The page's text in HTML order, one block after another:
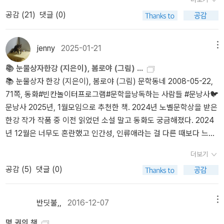
뒷짓’이 불거지는데, 시골에서 농협은 이래저래 돈잔치이다. 곰곰이
보면 농협이야말로 ‘조합원 돈잔치’가 아닌 ‘모든 시골사람한테 돌려
주는 길’을 펴야 맞다. 이를테면, 온나라 모든 농협은 ‘시골 어린이·푸
름이·젊은이 밑일삯(기본소득)’을 내놓아야지 싶다. 《눈물 상자》를
돌아본다. 모든 글은 글쓴이가 스스로 ‘가’거나 ‘가두’는 길이다. 모든
글쓴이는 “길을 가기”도 하지만, “길들이거나 길드는 늪에 가두기”도
한다. 물결이 일기에 흐를 수 있고, 물살이 흐르기에 늘 맑고 밝아서
온누리 뭇숨결을 살린다. 밤이 있기에 별이 밝아 고즈넉이 꿈길을 짓
다가, 이제 꿈을 다 그리고 나서는, 새벽과 아침을 거쳐서 환한 낮을
맞이하여 햇볕을 듬뿍 머금으며 자란다. 모든 웃음 곁에는 눈물이 있
고, 모든 눈물 둘레에는 웃음이 있다. 밤낮과 죽살이와 암수가 나란하
겼을까? 밤에 ‘밤’을 보려고 하지 않으니 그저 ‘어둡다’는 수렁에 잠긴
다. 밤에 밤을 보고 품으니 어느새 뭇별이 쏟아지면서 눈망울이 밝다.
밤빛인 별을 안 바라볼 적에는 낮빛인 해를 등지느라, 그만 눈물과 웃
공감 (21 ) 댓글 (0)
jenny 2025-01-21
📚 눈물상자한강 (지은이), 봄로야 (그림) ...
📚 눈물상자 한강 (지은이), 봄로야 (그림) 문학동네 2008-05-22,
71쪽, 동화#빈칸놀이터프로그램#문학을낭독하는 사람들 #문낭사🐦
문낭사 2025년, 1월모임으로 추천한 책. 2024년 노벨문학상을 받은
한강 작가 작품 중 이전 읽었던 소설 말고 동화도 궁금해졌다. 2024
년 12월은 너무도 혼란했고 인간성, 인류애라는 걸 다른 때보다 느끼
다른 사람의 아픔을 볼 수 있는 마음으로 낭독을 시작하고 싶었다.🐦
이렇게 눈물 종류가 많은지 새삼 느꼈다. 읽으면서 연보랏빛 눈물은
어떤 걸까, 이런 색의 눈물은 어떤걸까 궁금했다. 점점 울 일이 많지
않은데, 최근에 무슨 일로 나는 울었는지도 잠깐 생각해봤다. 내가 보
더보기
공감 (5) 댓글 (0)
반딧불,, 2016-12-07